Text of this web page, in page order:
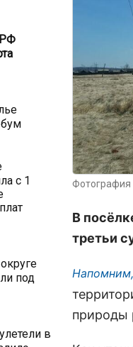
РФ
бум
с 1
под
в
Фотография
В
третьи
природы